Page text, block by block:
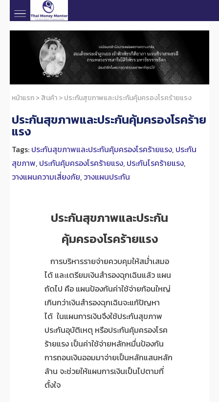
หน้าแรก>สินค้า>ประกันสุขภาพและประกันคุ้มครองโรคร้ายแรง
ประกันสุขภาพและประกันคุ้มครองโรคร้าย
แรง
Tags: ประกันสุขภาพและประกันคุ้มครองโรคร้ายแรง, ประกัน
สุขภาพ, ประกันคุ้มครองโรคร้ายแรง, ประกันโรคร้ายแรง,
วางแผนความเสี่ยงภัย, วางแผนประกัน
ประกันสุขภาพและประกัน
คุ้มครองโรคร้ายแรง
การบริหารรายจ่ายควบคุมให้สม่ำเสมอ
ได้ และเตรียมเงินสำรองฉุกเฉินแล้ว แผน
ถัดไป คือ แผนป้องกันค่าใช้จ่ายก้อนใหญ่
เกินกว่าเงินสำรองฉุกเฉินจะแก้ปัญหา
ได้ในแผนการเงินจึงใช้ประกันสุขภาพ
ประกันอุบัติเหตุ หรือประกันคุ้มครองโรค
ร้ายแรง เป็นค่าใช้จ่ายหลักหมื่นป้องกัน
การถอนเงินออมมาจ่ายเป็นหลักแสนหลัก
ล้าน จะช่วยให้แผนการเงินเป็นไปตามที่
ตั้งใจ